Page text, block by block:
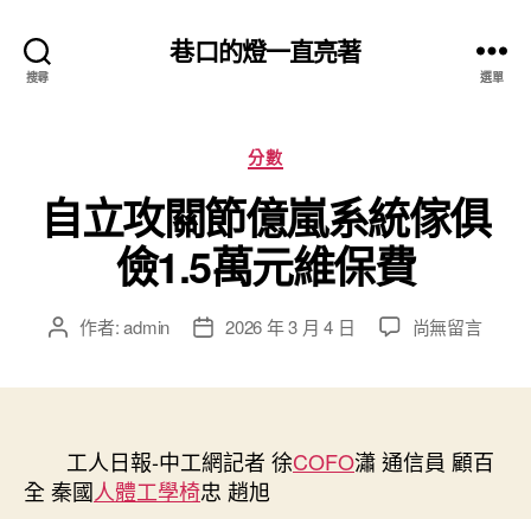
搜尋
巷口的燈一直亮著
選單
分
類
分數
自立攻關節億嵐系統傢俱
儉1.5萬元維保費
文 作者:admin
文
期
2026 年 3 月 4 日
在
節
億
尚無留言
工人日報-中工網記者 徐COFO瀟 通信員 顧百
全 秦國人體工學椅忠 趙旭